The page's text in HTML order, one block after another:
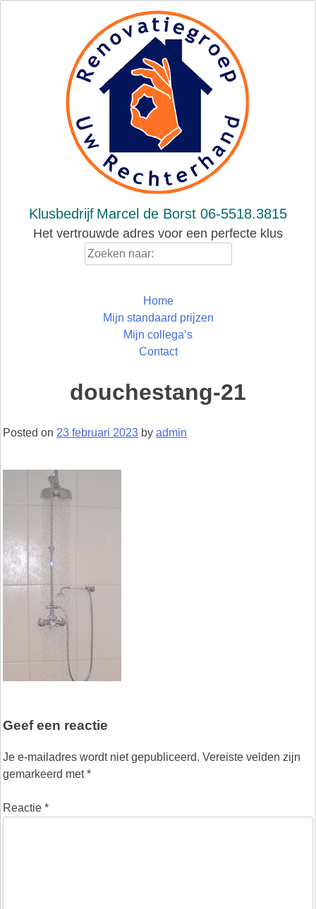
Klusbedrijf Marcel de Borst 06-5518.3815
Het vertrouwde adres voor een perfecte klus
Home
Mijn standaard prijzen
Mijn collega’s
Contact
douchestang-21
Posted on 23 februari 2023 by admin
Geef een reactie
Je e-mailadres wordt niet gepubliceerd. Vereiste velden zijn
gemarkeerd met*
Reactie *